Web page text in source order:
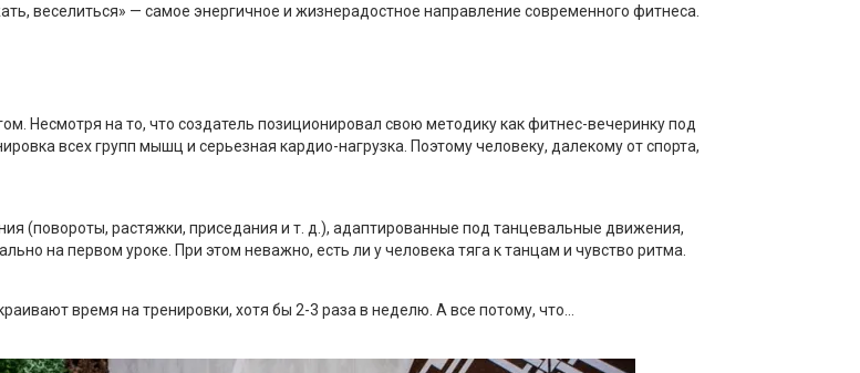
веселиться» — самое энергичное и жизнерадостное направление современного фитнеса.
Несмотря на то, что создатель позиционировал свою методику как фитнес-вечеринку под
всех групп мышц и серьезная кардио-нагрузка. Поэтому человеку, далекому от спорта,
(повороты, растяжки, приседания и т. д.), адаптированные под танцевальные движения,
на первом уроке. При этом неважно, есть ли у человека тяга к танцам и чувство ритма.
время на тренировки, хотя бы 2-3 раза в неделю. А все потому, что…